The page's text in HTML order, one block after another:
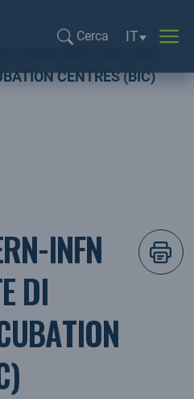
Cerca
Selezione
IT
CENTRES (BIC)
INFN
DI